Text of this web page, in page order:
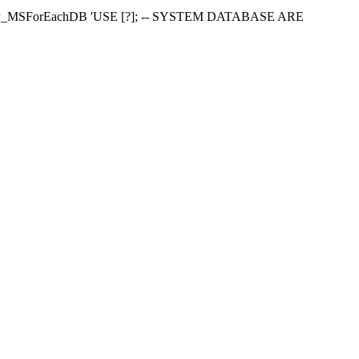
'USE [?]; -- SYSTEM DATABASE ARE